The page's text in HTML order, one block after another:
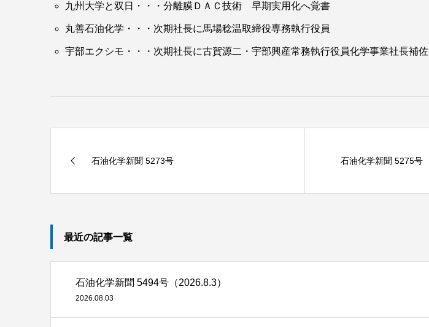
九州大学と双日・・・分離膜ＤＡＣ技術 早期実用化へ覚書
丸善石油化学・・・次期社長に馬場稔温取締役専務執行役員
宇部エクシモ・・・次期社長に古賀源二・宇部興産常務執行役員化学事業社長補佐
石油化学新聞 5273号 石油化学新聞 5275号
最近の記事一覧
石油化学新聞 5494号（2026.8.3）
2026.08.03